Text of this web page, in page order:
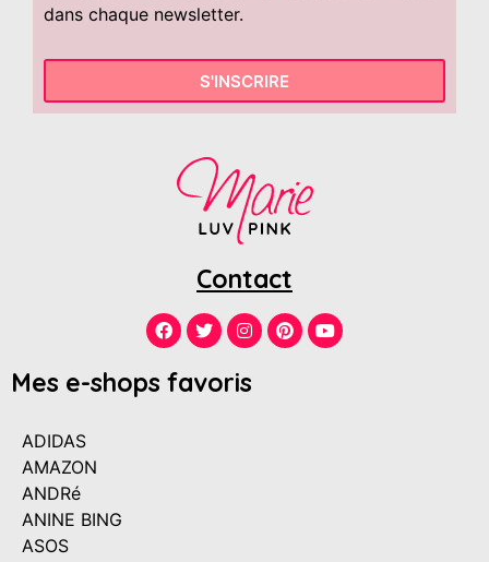
dans chaque newsletter.
S'INSCRIRE
Contact
Mes e-shops favoris
ADIDAS
AMAZON
ANDRé
ANINE BING
ASOS